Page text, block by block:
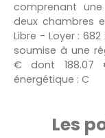
comprenant
deux chambres
Libre - Loyer :
soumise à une
€ dont 188.07
énergétique : C
Les